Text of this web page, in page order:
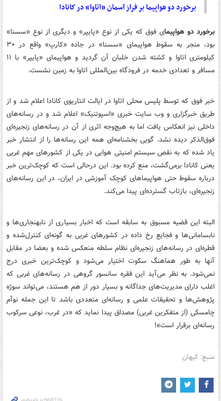
برخورد دو هواپیما بر فراز آسمان «اتاوا» در کانادا
برخورد دو هواپیمای فوق که یکی از نوع «پایپر» و دیگری از نوع «سسنا»
بود، منجر به سقوط هواپیمای «سسنا» در جاده «کارپ» واقع در ۳۰
کیلومتری اتاوا و کشته شدن خلبان آن گردید و هواپیمای «پایپر» با ۱۱
مسافر و تعدادی خدمه در فرودگاه بین‌المللی اتاوا به زمین نشست.
خبر فوق که توسط پلیس محلی اتاوا در ایالت انتاریوی کانادا اعلام شد و از
طریق خبرگزاری و وب سایت خبری «اسپوتنیک» اعلام شد و در رسانه‌های
داخلی نیز انعکاس یافت اما به هیچ‌وجه اثری از آن در رسانه‌های زنجیره‌ای
فوق‌الذکر دیده نشد. گویی بخشنامه‌ای همه این رسانه‌ها را از انتشار خبر
یاد شده که به نقص سیستم امنیتی هوایی در یکی از کشورهای مهم غربی
یعنی کانادا برمی‌گشت، منع کرده بود. این درحالی است که کوچک‌ترین خبر
درباره سقوط حتی هواپیماهای کوچک آموزشی در ایران، در این رسانه‌های
زنجیره‌ای، بازتاب گسترده‌ای پیدا می‌کند.
البته این قضیه مسبوق به سابقه است که اخبار بسیاری از نابهنجاری‌ها و
نابسامانی‌ها و فجایع رخ داده در کشورهای غربی به گونه‌ای کنترل‌شده و
قطره‌ای در رسانه‌های زنجیره‌ای نظام سلطه منعکس شده و بعضا در مقابل
آنها به طور هماهنگ سکوت اختیار می‌شود و کوچک‌ترین خبری درج
نمی‌شود. به نظر می‌آید این فقره سانسور گروهی در رسانه‌های غربی که
اغلب دارای مدیریت‌های جداگانه و بسیار دور از هم هستند، می‌تواند سوژه
پژوهش‌ها و تحقیقات علمی و رسانه‌ای متعددی باشد تا این جمله نوآم
چامسکی (از متفکرین غربی) مصداق پیدا نماید که «در غرب، نوعی سرکوب
رسانه‌ای برقرار است»!
منبع: کیهان